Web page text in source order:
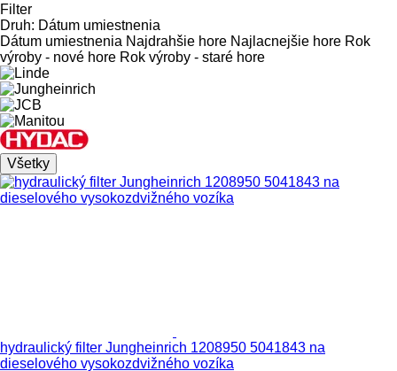
Filter
Druh: Dátum umiestnenia
Dátum umiestnenia Najdrahšie hore Najlacnejšie hore Rok
výroby - nové hore Rok výroby - staré hore
Všetky
hydraulický filter Jungheinrich 1208950 5041843 na
dieselového vysokozdvižného vozíka